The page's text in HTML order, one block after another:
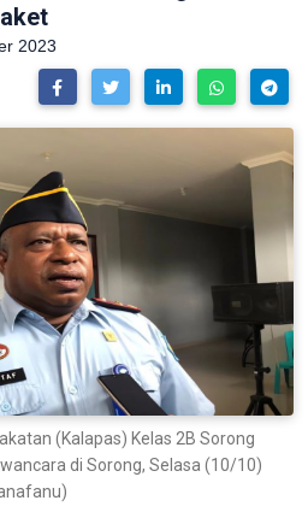
2023
(Kalapas) Kelas 2B Sorong
di Sorong, Selasa (10/10)